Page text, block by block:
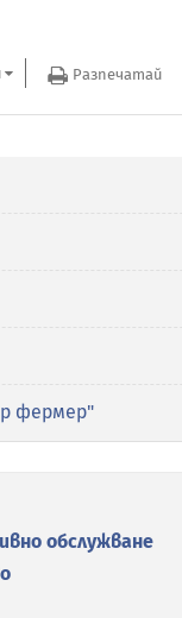
Разпечатай
фермер"
обслужване